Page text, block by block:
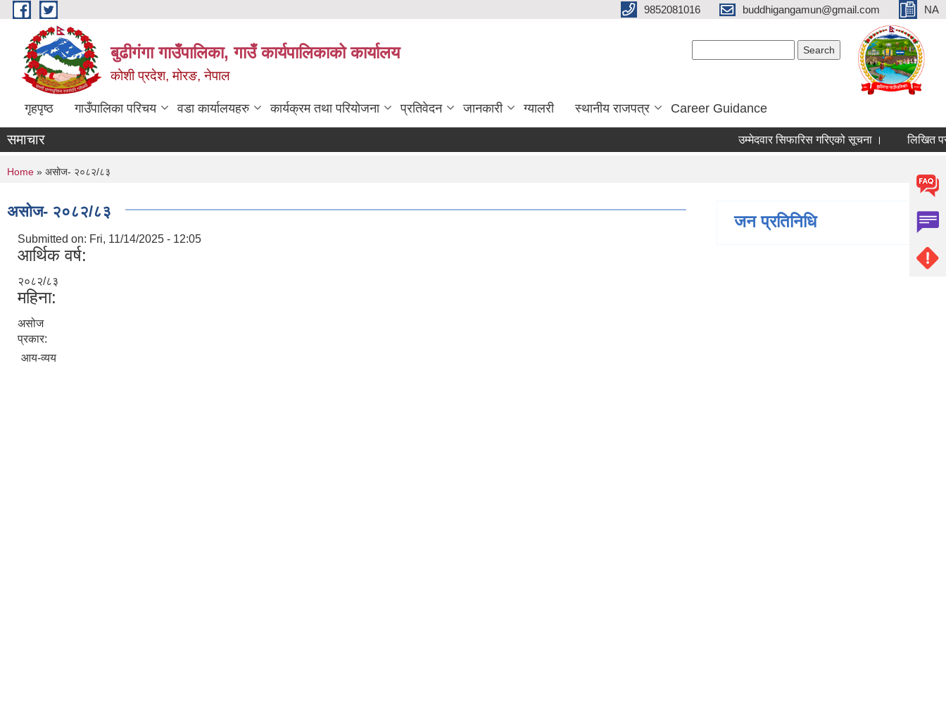
Skip to main content 9852081016 buddhigangamun@gmail.com NA
बुढीगंगा गाउँपालिका, गाउँ कार्यपालिकाको कार्यालय
कोशी प्रदेश, मोरङ, नेपाल
गृहपृष्ठ गाउँपालिका परिचय वडा कार्यालयहरु कार्यक्रम तथा परियोजना प्रतिवेदन जानकारी ग्यालरी स्थानीय राजपत्र Career Guidance
समाचार उम्मेदवार सिफारिस गरिएको सूचना । लिखित
You are here
Home » असोज- २०८२/८३
असोज- २०८२/८३
Submitted on: Fri, 11/14/2025 - 12:05
आर्थिक वर्ष:
२०८२/८३
महिना:
असोज
प्रकार:
आय-व्यय
जन प्रतिनिधि